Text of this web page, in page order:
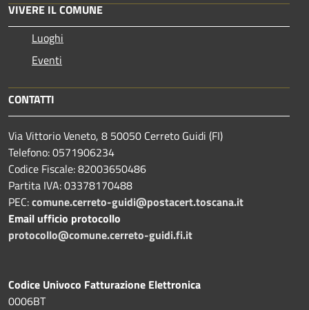
VIVERE IL COMUNE
Luoghi
Eventi
CONTATTI
Via Vittorio Veneto, 8 50050 Cerreto Guidi (FI)
Telefono: 0571906234
Codice Fiscale: 82003650486
Partita IVA: 03378170488
PEC:comune.cerreto-guidi@postacert.toscana.it
Email ufficio protocollo
protocollo@comune.cerreto-guidi.fi.it
Codice Univoco Fatturazione Elettronica
0006BT